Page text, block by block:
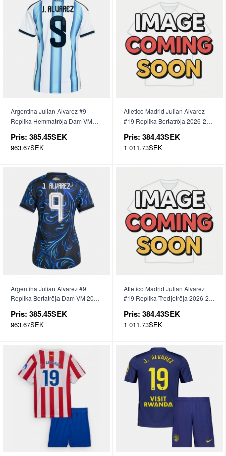
Argentina Julian Alvarez #9
Replika Hemmatröja Dam VM
Pris: 385.45SEK
963.67SEK
Atletico Madrid Julian Alvarez
#19 Replika Bortatröja 2026-27
Pris: 384.43SEK
1 011.73SEK
Argentina Julian Alvarez #9
Replika Bortatröja Dam VM 2026
Pris: 385.45SEK
963.67SEK
Atletico Madrid Julian Alvarez
#19 Replika Tredjetröja 2026-27
Pris: 384.43SEK
1 011.73SEK